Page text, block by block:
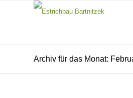
Archiv für das Monat: